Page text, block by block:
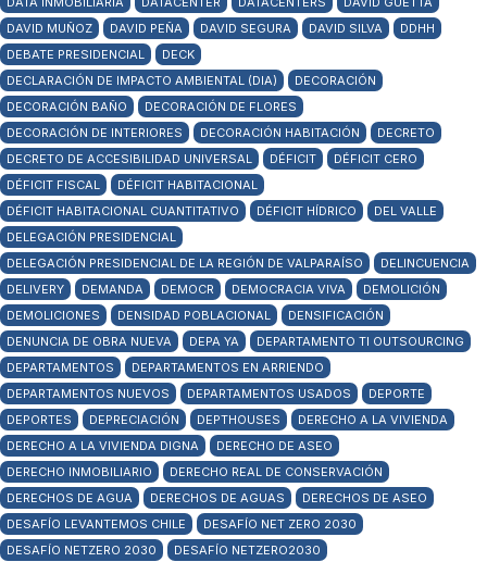
DAVID MUÑOZ
DAVID PEÑA DAVID SEGURA DAVID SILVA
DDHH
DEBATE PRESIDENCIAL
DECK
DECLARACIÓN DE IMPACTO AMBIENTAL (DIA)
DECORACIÓN
DECORACIÓN BAÑO
DECORACIÓN DE FLORES
DECORACIÓN DE INTERIORES
DECORACIÓN HABITACIÓN
DECRETO
DECRETO DE ACCESIBILIDAD UNIVERSAL
DÉFICIT
DÉFICIT CERO
DÉFICIT FISCAL
DÉFICIT HABITACIONAL
DÉFICIT HABITACIONAL CUANTITATIVO
DÉFICIT HÍDRICO
DEL VALLE
DELEGACIÓN PRESIDENCIAL
DELEGACIÓN PRESIDENCIAL DE LA REGIÓN DE VALPARAÍSO
DELINCUENCIA
DELIVERY
DEMANDA DEMOCR DEMOCRACIA VIVA
DEMOLICIÓN
DEMOLICIONES
DENSIDAD POBLACIONAL
DENSIFICACIÓN
DENUNCIA DE OBRA NUEVA
DEPA YA
DEPARTAMENTO TI OUTSOURCING
DEPARTAMENTOS
DEPARTAMENTOS EN ARRIENDO
DEPARTAMENTOS NUEVOS
DEPARTAMENTOS USADOS
DEPORTE
DEPORTES
DEPRECIACIÓN DEPTHOUSES
DERECHO A LA VIVIENDA
DERECHO A LA VIVIENDA DIGNA
DERECHO DE ASEO
DERECHO INMOBILIARIO
DERECHO REAL DE CONSERVACIÓN
DERECHOS DE AGUA
DERECHOS DE AGUAS
DERECHOS DE ASEO
DESAFÍO LEVANTEMOS CHILE
DESAFÍO NET ZERO 2030
DESAFÍO NETZERO 2030
DESAFÍO NETZERO2030